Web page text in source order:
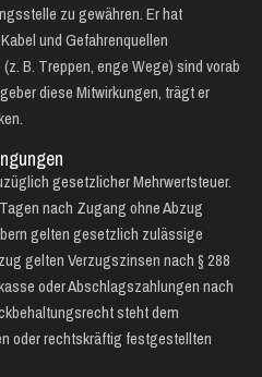
zu gewähren. Er hat
und Gefahrenquellen
B. Treppen, enge Wege) sind vorab
diese Mitwirkungen, trägt er
gesetzlicher Mehrwertsteuer.
nach Zugang ohne Abzug
gelten gesetzlich zulässige
gelten Verzugszinsen nach § 288
oder Abschlagszahlungen nach
steht dem
oder rechtskräftig festgestellten